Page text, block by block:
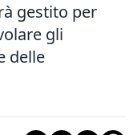
gestito per
gli
delle